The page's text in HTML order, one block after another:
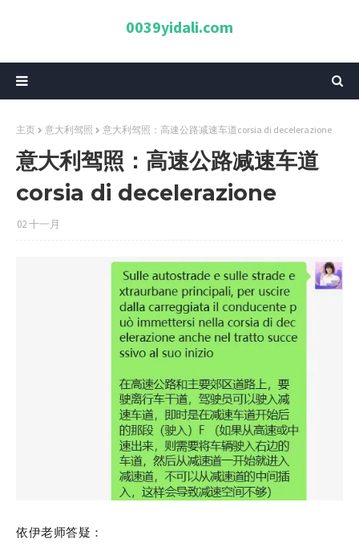
0039yidali.com
主页 意大利驾照 意大利驾照：高速公路减速车道corsia di decelerazione
意大利驾照：高速公路减速车道
corsia di decelerazione
02 十一月
依伊老师答疑：